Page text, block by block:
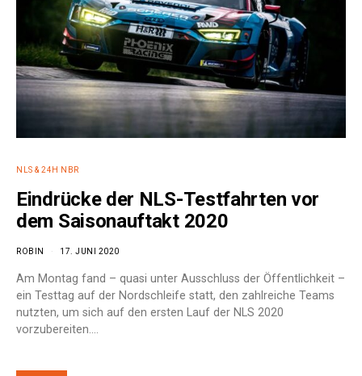
NLS & 24H NBR
Eindrücke der NLS-Testfahrten vor
dem Saisonauftakt 2020
ROBIN 17. JUNI 2020
Am Montag fand – quasi unter Ausschluss der Öffentlichkeit –
ein Testtag auf der Nordschleife statt, den zahlreiche Teams
nutzten, um sich auf den ersten Lauf der NLS 2020
vorzubereiten.…